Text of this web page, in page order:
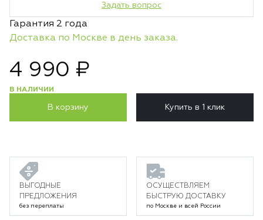
Задать вопрос
Гарантия 2 года
Доставка по Москве в день заказа.
4 990 ₽
В НАЛИЧИИ
В корзину Купить в 1 клик
ВЫГОДНЫЕ
ПРЕДЛОЖЕНИЯ
без переплаты
ОСУЩЕСТВЛЯЕМ
БЫСТРУЮ ДОСТАВКУ
по Москве и всей России